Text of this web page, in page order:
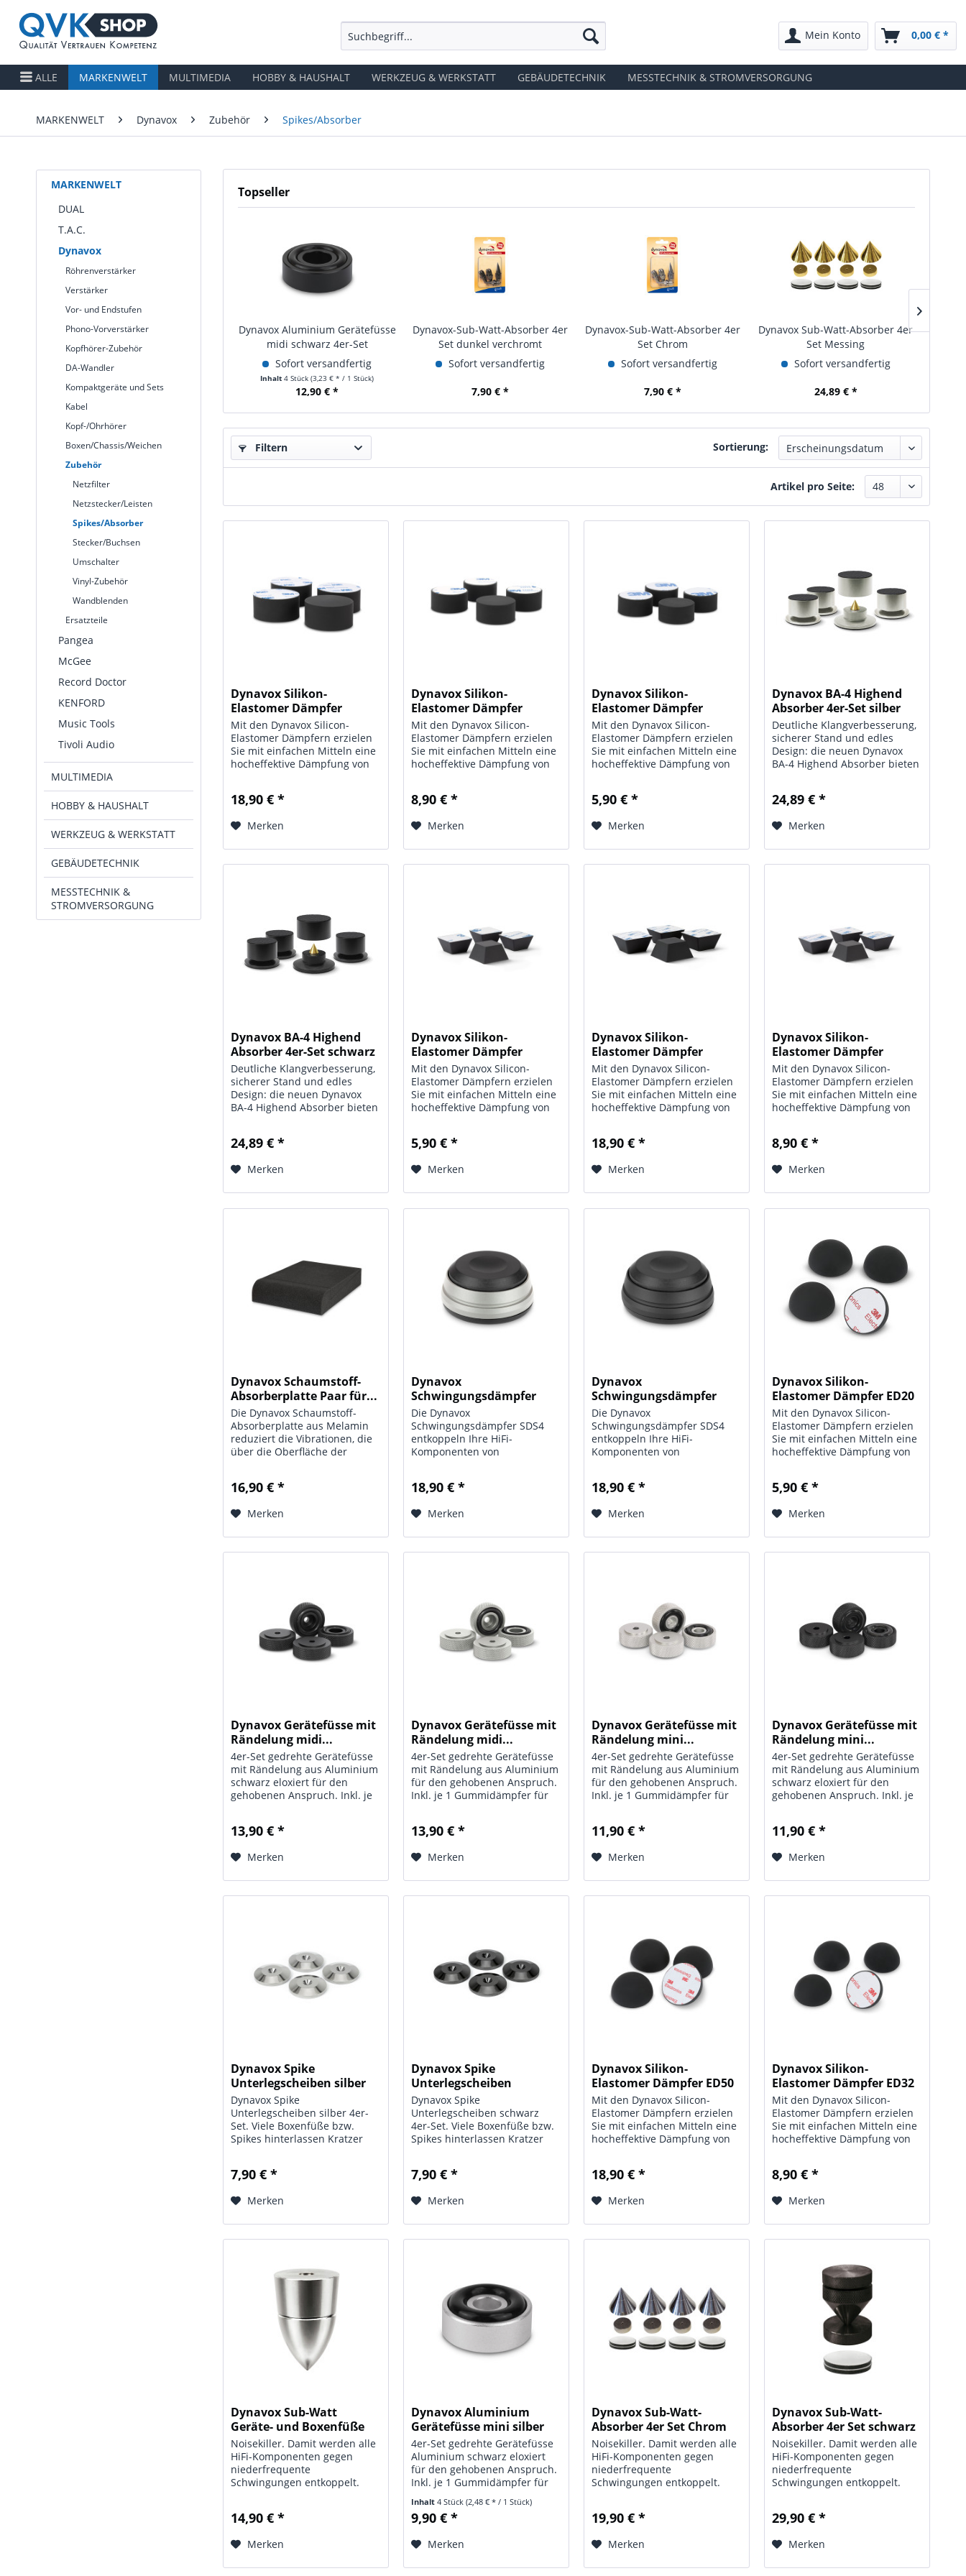
Mein Konto 0,00 € *
ALLE MARKENWELT MULTIMEDIA HOBBY & HAUSHALT WERKZEUG & WERKSTATT GEBÄUDETECHNIK MESSTECHNIK & STROMVERSORGUNG
MARKENWELT Dynavox Zubehör Spikes/Absorber
MARKENWELT
DUAL
T.A.C.
Dynavox
Röhrenverstärker
Verstärker
Vor- und Endstufen
Phono-Vorverstärker
Kopfhörer-Zubehör
DA-Wandler
Kompaktgeräte und Sets
Kabel
Kopf-/Ohrhörer
Boxen/Chassis/Weichen
Zubehör
Netzfilter
Netzstecker/Leisten
Spikes/Absorber
Stecker/Buchsen
Umschalter
Vinyl-Zubehör
Wandblenden
Ersatzteile
Pangea
McGee
Record Doctor
KENFORD
Music Tools
Tivoli Audio
MULTIMEDIA
HOBBY & HAUSHALT
WERKZEUG & WERKSTATT
GEBÄUDETECHNIK
MESSTECHNIK &
STROMVERSORGUNG
Topseller
Dynavox Aluminium Gerätefüsse
midi schwarz 4er-Set
Sofort versandfertig
Inhalt4 Stück(3,23 € * / 1 Stück)
12,90 € *
Dynavox-Sub-Watt-Absorber 4er
Set dunkel verchromt
Sofort versandfertig
7,90 € *
Dynavox-Sub-Watt-Absorber 4er
Set Chrom
Sofort versandfertig
7,90 € *
Dynavox Sub-Watt-Absorber 4er
Set Messing
Sofort versandfertig
24,89 € *
Filtern Sortierung:
Artikel pro Seite:
Dynavox Silikon-
Elastomer Dämpfer
EDZ50...
Mit den Dynavox Silicon-
Elastomer Dämpfern erzielen
Sie mit einfachen Mitteln eine
hocheffektive Dämpfung von
Geräte, egal ob für den
oder für Verstärkereinheiten...
18,90 € *
Merken
Dynavox Silikon-
Elastomer Dämpfer
EDZ32...
Mit den Dynavox Silicon-
Elastomer Dämpfern erzielen
Sie mit einfachen Mitteln eine
hocheffektive Dämpfung von
Geräte, egal ob für den
oder für Verstärkereinheiten...
8,90 € *
Merken
Dynavox Silikon-
Elastomer Dämpfer
EDZ20...
Mit den Dynavox Silicon-
Elastomer Dämpfern erzielen
Sie mit einfachen Mitteln eine
hocheffektive Dämpfung von
Geräte, egal ob für den
oder für Verstärkereinheiten...
5,90 € *
Merken
Dynavox BA-4 Highend
Absorber 4er-Set silber
Deutliche Klangverbesserung,
sicherer Stand und edles
Design: die neuen Dynavox
BA-4 Highend Absorber bieten
Ihrer Boxen, Racks und Audio-
ein positives...
24,89 € *
Merken
Dynavox BA-4 Highend
Absorber 4er-Set schwarz
Deutliche Klangverbesserung,
sicherer Stand und edles
Design: die neuen Dynavox
BA-4 Highend Absorber bieten
Ihrer Boxen, Racks und Audio-
ein positives...
24,89 € *
Merken
Dynavox Silikon-
Elastomer Dämpfer
EDS20...
Mit den Dynavox Silicon-
Elastomer Dämpfern erzielen
Sie mit einfachen Mitteln eine
hocheffektive Dämpfung von
Geräte, egal ob für den
oder für Verstärkereinheiten...
5,90 € *
Merken
Dynavox Silikon-
Elastomer Dämpfer
EDS50...
Mit den Dynavox Silicon-
Elastomer Dämpfern erzielen
Sie mit einfachen Mitteln eine
hocheffektive Dämpfung von
Geräte, egal ob für den
oder für Verstärkereinheiten...
18,90 € *
Merken
Dynavox Silikon-
Elastomer Dämpfer
EDS32...
Mit den Dynavox Silicon-
Elastomer Dämpfern erzielen
Sie mit einfachen Mitteln eine
hocheffektive Dämpfung von
Geräte, egal ob für den
oder für Verstärkereinheiten...
8,90 € *
Merken
Dynavox Schaumstoff-
Absorberplatte Paar für...
Die Dynavox Schaumstoff-
Absorberplatte aus Melamin
reduziert die Vibrationen, die
über die Oberfläche der
resultiert ein ausgewogen
Auch Trittschall,...
16,90 € *
Merken
Dynavox
Schwingungsdämpfer
silber für...
Die Dynavox
Schwingungsdämpfer SDS4
entkoppeln Ihre HiFi-
Komponenten von
somit das volle Potential.
Lautsprecherboxen und
dadurch ein verbessertes...
18,90 € *
Merken
Dynavox
Schwingungsdämpfer
schwarz für...
Die Dynavox
Schwingungsdämpfer SDS4
entkoppeln Ihre HiFi-
Komponenten von
somit das volle Potential.
Lautsprecherboxen und
dadurch ein verbessertes...
18,90 € *
Merken
Dynavox Silikon-
Elastomer Dämpfer ED20
4er-Set
Mit den Dynavox Silicon-
Elastomer Dämpfern erzielen
Sie mit einfachen Mitteln eine
hocheffektive Dämpfung von
Geräte, egal ob für den
oder für Verstärkereinheiten...
5,90 € *
Merken
Dynavox Gerätefüsse mit
Rändelung midi...
4er-Set gedrehte Gerätefüsse
mit Rändelung aus Aluminium
schwarz eloxiert für den
gehobenen Anspruch. Inkl. je
Blisterverpackung. Technische
Füße mit...
13,90 € *
Merken
Dynavox Gerätefüsse mit
Rändelung midi...
4er-Set gedrehte Gerätefüsse
mit Rändelung aus Aluminium
für den gehobenen Anspruch.
Inkl. je 1 Gummidämpfer für
Daten: Typ: Aluminium Geräte
Farbe:...
13,90 € *
Merken
Dynavox Gerätefüsse mit
Rändelung mini...
4er-Set gedrehte Gerätefüsse
mit Rändelung aus Aluminium
für den gehobenen Anspruch.
Inkl. je 1 Gummidämpfer für
Daten: Typ: Aluminium Geräte
Farbe:...
11,90 € *
Merken
Dynavox Gerätefüsse mit
Rändelung mini...
4er-Set gedrehte Gerätefüsse
mit Rändelung aus Aluminium
schwarz eloxiert für den
gehobenen Anspruch. Inkl. je
Blisterverpackung, Technische
Füße mit...
11,90 € *
Merken
Dynavox Spike
Unterlegscheiben silber
4er-Set
Dynavox Spike
Unterlegscheiben silber 4er-
Set. Viele Boxenfüße bzw.
Spikes hinterlassen Kratzer
daher die Stellfläche Ihrer
unkompliziert. Das elegant
7,90 € *
Merken
Dynavox Spike
Unterlegscheiben
schwarz 4er-Set
Dynavox Spike
Unterlegscheiben schwarz
4er-Set. Viele Boxenfüße bzw.
Spikes hinterlassen Kratzer
daher die Stellfläche Ihrer
unkompliziert. Das elegant
7,90 € *
Merken
Dynavox Silikon-
Elastomer Dämpfer ED50
4er-Set
Mit den Dynavox Silicon-
Elastomer Dämpfern erzielen
Sie mit einfachen Mitteln eine
hocheffektive Dämpfung von
Geräte, egal ob für den
oder für Verstärkereinheiten...
18,90 € *
Merken
Dynavox Silikon-
Elastomer Dämpfer ED32
4er-Set
Mit den Dynavox Silicon-
Elastomer Dämpfern erzielen
Sie mit einfachen Mitteln eine
hocheffektive Dämpfung von
Geräte, egal ob für den
oder für Verstärkereinheiten...
8,90 € *
Merken
Dynavox Sub-Watt
Geräte- und Boxenfüße
4er Set...
Noisekiller. Damit werden alle
HiFi-Komponenten gegen
niederfrequente
Schwingungen entkoppelt.
durch die Spitzenauflage der
bestehend aus 4
14,90 € *
Merken
Dynavox Aluminium
Gerätefüsse mini silber
4er-Set
4er-Set gedrehte Gerätefüsse
Aluminium schwarz eloxiert
für den gehobenen Anspruch.
Inkl. je 1 Gummidämpfer für
Blisterverpackung. Technische
Daten: Typ: Aluminium Geräte
Inhalt4 Stück(2,48 € * / 1 Stück)
9,90 € *
Merken
Dynavox Sub-Watt-
Absorber 4er Set Chrom
Noisekiller. Damit werden alle
HiFi-Komponenten gegen
niederfrequente
Schwingungen entkoppelt.
und Rückkopplungen werden
Absorber vernichtet. Set
19,90 € *
Merken
Dynavox Sub-Watt-
Absorber 4er Set schwarz
Noisekiller. Damit werden alle
HiFi-Komponenten gegen
niederfrequente
Schwingungen entkoppelt.
und Rückkopplungen werden
Absorber vernichtet. Set
29,90 € *
Merken